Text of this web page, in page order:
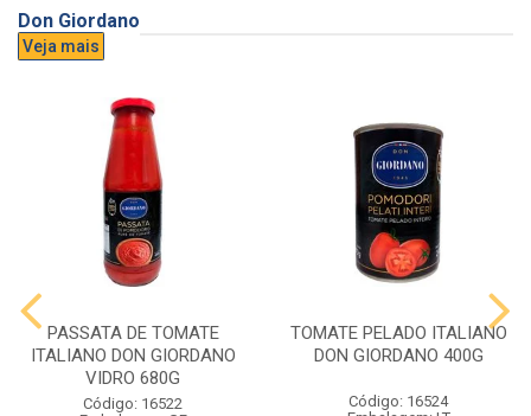
Don Giordano
Veja mais
PASSATA DE TOMATE
ITALIANO DON GIORDANO
VIDRO 680G
Código: 16522
TOMATE PELADO ITALIANO
DON GIORDANO 400G
Código: 16524